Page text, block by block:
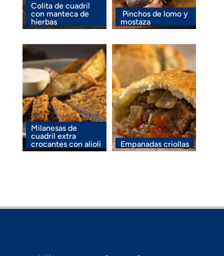
Colita de cuadril
con manteca de
hierbas
Pinchos de lomo y
mostaza
Milanesas de
cuadril extra
crocantes con alioli
Empanadas criollas